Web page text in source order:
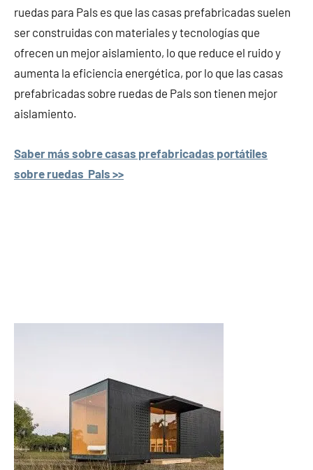
ruedas para Pals es que las casas prefabricadas suelen
ser construidas con materiales y tecnologías que
ofrecen un mejor aislamiento, lo que reduce el ruido y
aumenta la eficiencia energética, por lo que las casas
prefabricadas sobre ruedas de Pals son tienen mejor
aislamiento.
Saber más sobre casas prefabricadas portátiles
sobre ruedas Pals >>